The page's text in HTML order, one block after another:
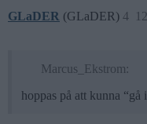
GLaDER (GLaDER) 4
Marcus_Ekstrom:
hoppas på att kunna